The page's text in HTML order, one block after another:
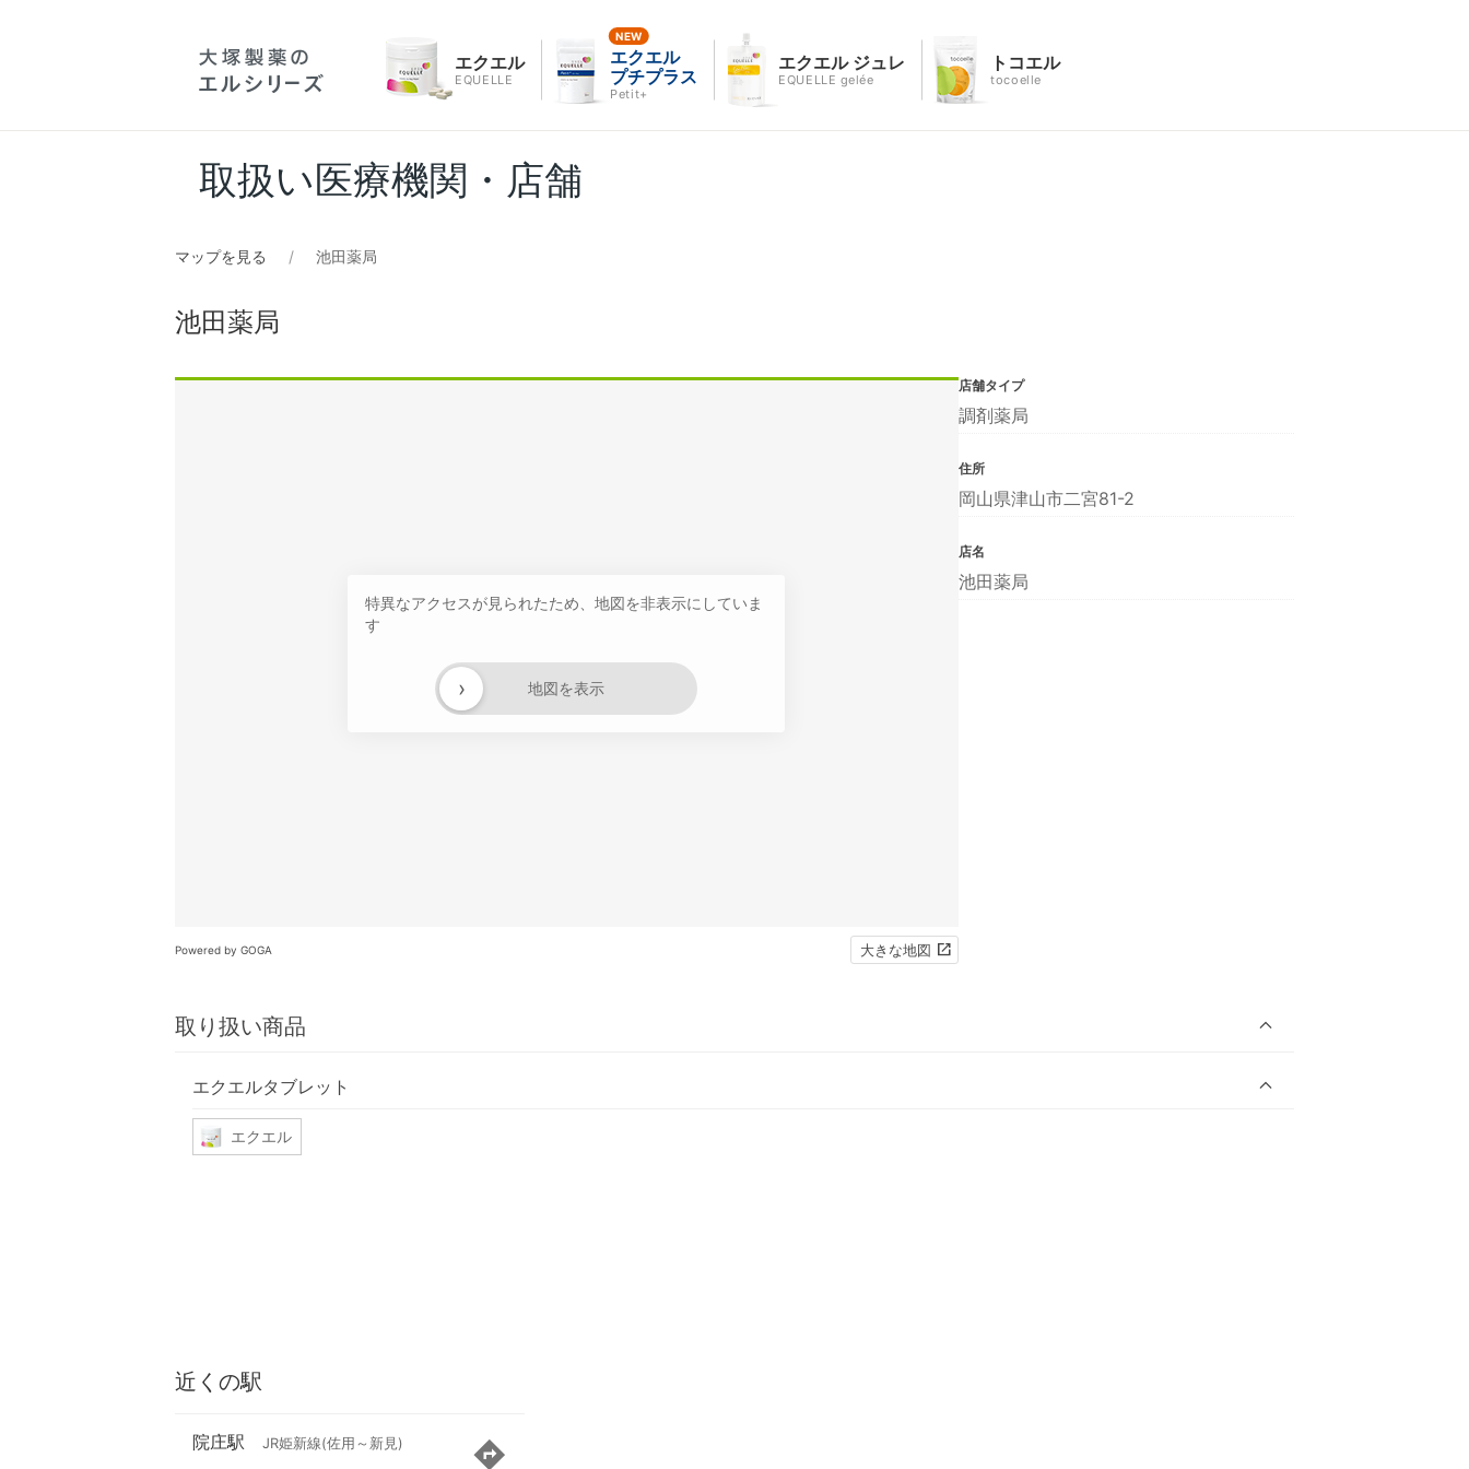
エクエル
EQUELLE
エクエル
プチプラス
Petit+
エクエル ジュレ
EQUELLE gelée
トコエル
tocoelle
取扱い医療機関・店舗
マップを見る 池田薬局
池田薬局
特異なアクセスが見られたため、地図を非表示にしていま
す
地図を表示
›
Powered by GOGA 大きな地図
取り扱い商品
エクエルタブレット
エクエル
店舗タイプ
調剤薬局
住所
岡山県津山市二宮81-2
店名
池田薬局
近くの駅
院庄駅 JR姫新線(佐用～新見)